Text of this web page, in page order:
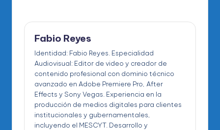
Fabio Reyes
Identidad: Fabio Reyes. Especialidad
Audiovisual: Editor de video y creador de
contenido profesional con dominio técnico
avanzado en Adobe Premiere Pro, After
Effects y Sony Vegas. Experiencia en la
producción de medios digitales para clientes
institucionales y gubernamentales,
incluyendo el MESCYT. Desarrollo y